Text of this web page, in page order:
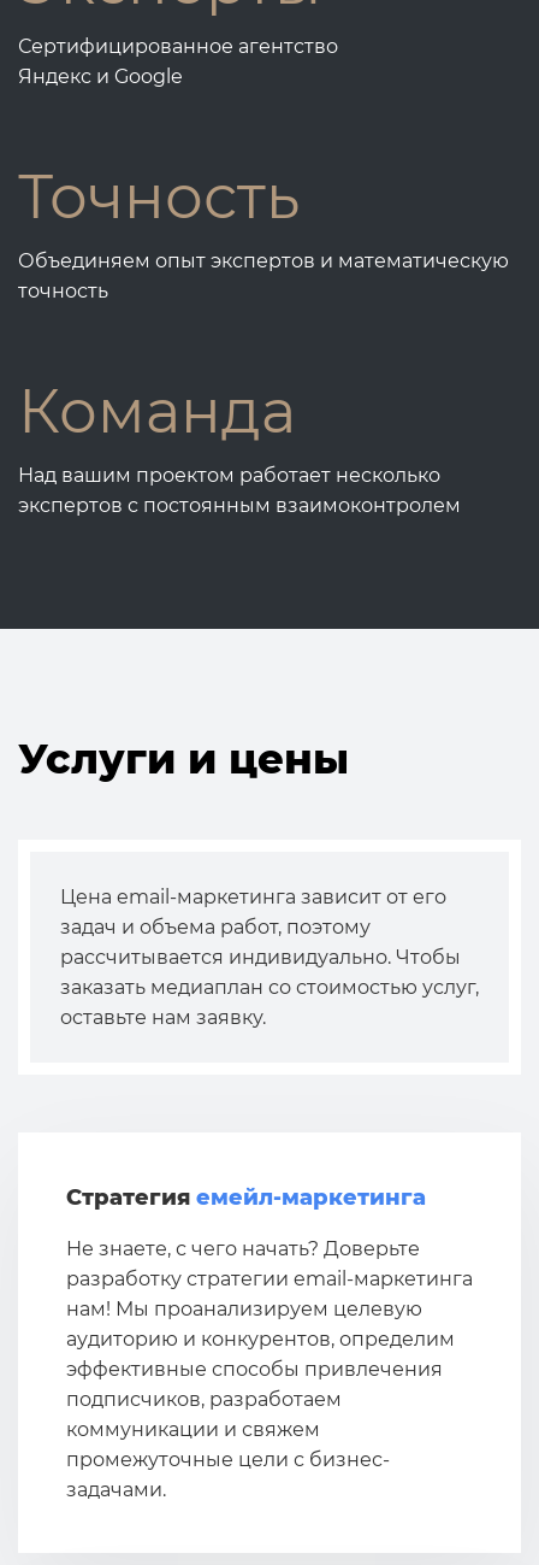
Сертифицированное агентство
Яндекс и Google
Точность
Объединяем опыт экспертов и математическую
точность
Команда
Над вашим проектом работает несколько
экспертов с постоянным взаимоконтролем
Услуги и цены
Цена email-маркетинга зависит от его
задач и объема работ, поэтому
рассчитывается индивидуально. Чтобы
заказать медиаплан со стоимостью услуг,
оставьте нам заявку.
Стратегия емейл-маркетинга
Не знаете, с чего начать? Доверьте
разработку стратегии email-маркетинга
нам! Мы проанализируем целевую
аудиторию и конкурентов, определим
эффективные способы привлечения
подписчиков, разработаем
коммуникации и свяжем
промежуточные цели с бизнес-
задачами.